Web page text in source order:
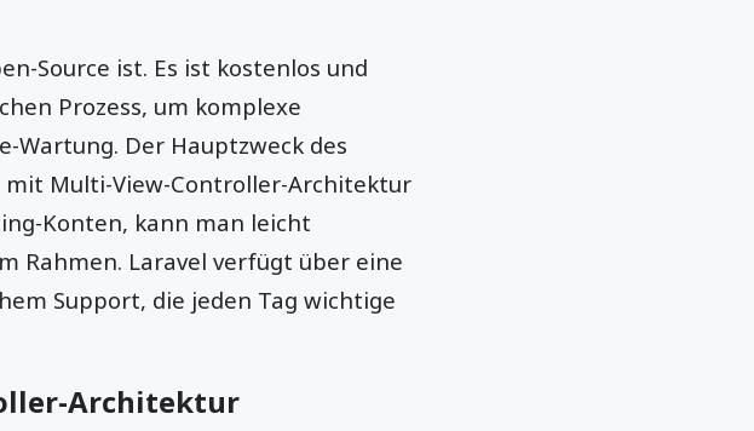
Source ist. Es ist kostenlos und
Prozess, um komplexe
Wartung. Der Hauptzweck des
mit Multi-View-Controller-Architektur
Konten, kann man leicht
Rahmen. Laravel verfügt über eine
Support, die jeden Tag wichtige
Architektur